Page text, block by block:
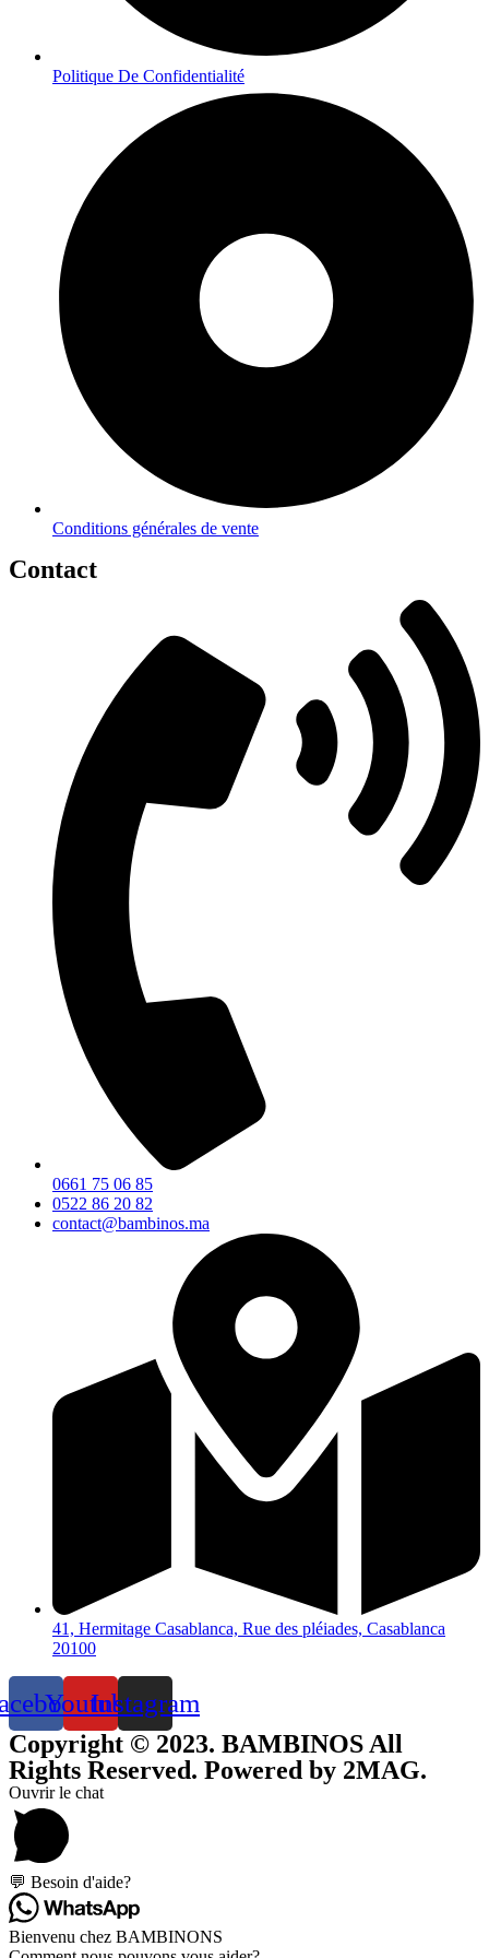
Politique De Confidentialité
Conditions générales de vente
Contact
0661 75 06 85
0522 86 20 82
contact@bambinos.ma
41, Hermitage Casablanca, Rue des pléiades, Casablanca
20100
YoutubeInstagram
Copyright © 2023. BAMBINOS All
Rights Reserved. Powered by 2MAG.
Ouvrir le chat
💬 Besoin d'aide?
Bienvenu chez BAMBINONS